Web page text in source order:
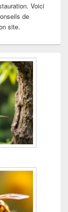
Voici
de
site.